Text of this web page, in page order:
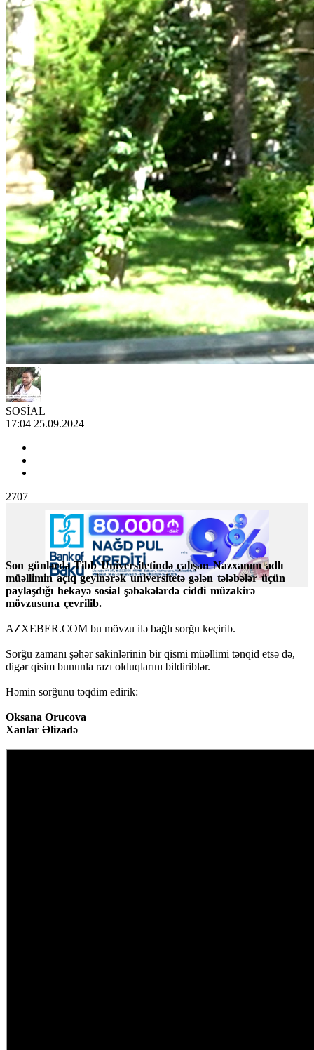
SOSİAL
17:04 25.09.2024
2707
Son günlərdə Tibb Universitetində çalışan Nazxanım adlı
müəllimin açıq geyinərək universitetə gələn tələbələr üçün
paylaşdığı hekayə sosial şəbəkələrdə ciddi müzakirə
mövzusuna çevrilib.
AZXEBER.COM bu mövzu ilə bağlı sorğu keçirib.
Sorğu zamanı şəhər sakinlərinin bir qismi müəllimi tənqid etsə də,
digər qisim bununla razı olduqlarını bildiriblər.
Həmin sorğunu təqdim edirik:
Oksana Orucova
Xanlar Əlizadə